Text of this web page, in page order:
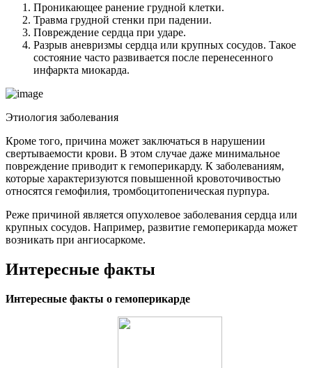
Проникающее ранение грудной клетки.
Травма грудной стенки при падении.
Повреждение сердца при ударе.
Разрыв аневризмы сердца или крупных сосудов. Такое
состояние часто развивается после перенесенного
инфаркта миокарда.
Этиология заболевания
Кроме того, причина может заключаться в нарушении
свертываемости крови. В этом случае даже минимальное
повреждение приводит к гемоперикарду. К заболеваниям,
которые характеризуются повышенной кровоточивостью
относятся гемофилия, тромбоцитопеническая пурпура.
Реже причиной является опухолевое заболевания сердца или
крупных сосудов. Например, развитие гемоперикарда может
возникать при ангиосаркоме.
Интересные факты
Интересные факты о гемоперикарде